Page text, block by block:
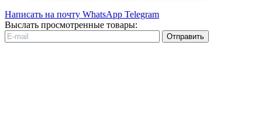
Написать на почту WhatsApp Telegram
Выслать просмотренные товары:
Отправить